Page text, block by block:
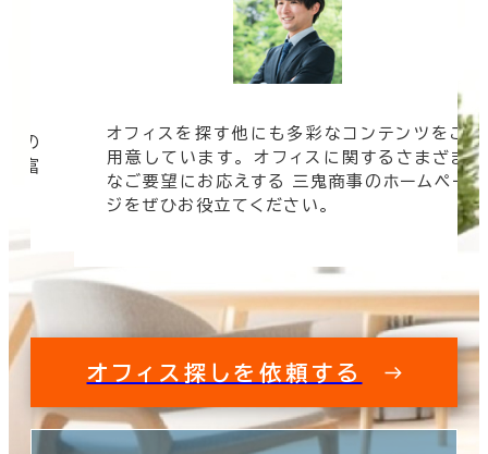
の
豊富
オフィスを探す他にも多彩なコンテンツをご
用意しています。 オフィスに関するさまざま
なご要望にお応えする 三鬼商事のホームペー
ジをぜひお役立てください。
オフィス探しを依頼する